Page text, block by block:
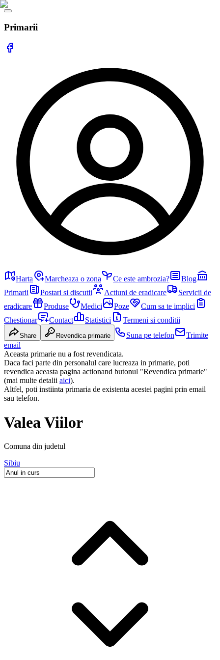
Primarii
Harta Marcheaza o zona Ce este ambrozia?
Blog
Primarii
Postari si discutii Actiuni de eradicare
Servicii de
eradicare
Produse Medici Poze
Cum sa te implici
Chestionar
Contact Statistici Termeni si conditii
Share Revendica primarie Suna pe telefon
Trimite
email
Aceasta primarie nu a fost revendicata.
Daca faci parte din personalul care lucreaza in primarie, poti
revendica aceasta pagina actionand butonul "Revendica primarie"
(mai multe detalii aici).
Altfel, poti instiinta primaria de existenta acestei pagini prin email
sau telefon.
Valea Viilor
Comuna din judetul
Sibiu